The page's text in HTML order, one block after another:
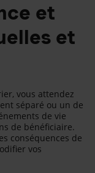
et
et
vous attendez
séparé ou un de
de vie
de bénéficiaire.
conséquences de
vos